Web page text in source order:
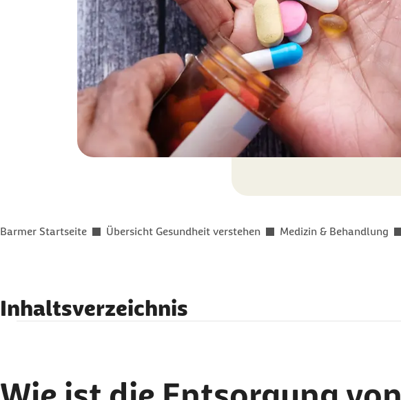
Sie befinden sich hier:
Barmer Startseite Übersicht Gesundheit verstehen Medizin & Behandlung
Inhaltsverzeichnis
Kann man alte Medikamente im Hausmüll entsorgen?
Alte Medikamente nicht in die Toilette werfen